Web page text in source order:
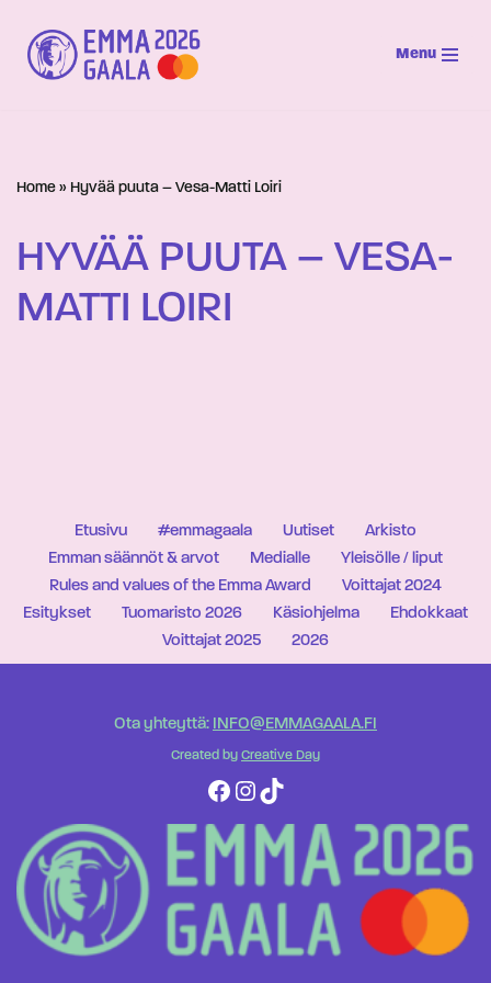
Siirry
suoraan
Menu
Home » Hyvää puuta – Vesa-Matti Loiri
HYVÄÄ PUUTA – VESA-
MATTI LOIRI
Etusivu #emmagaala Uutiset
Arkisto
Emman säännöt & arvot
Medialle
Yleisölle / liput
Rules and values of the Emma Award
Voittajat 2024
Esitykset
Tuomaristo 2026 Käsiohjelma
Ehdokkaat
Voittajat 2025
2026
Ota yhteyttä: INFO@EMMAGAALA.FI
Created by Creative Day